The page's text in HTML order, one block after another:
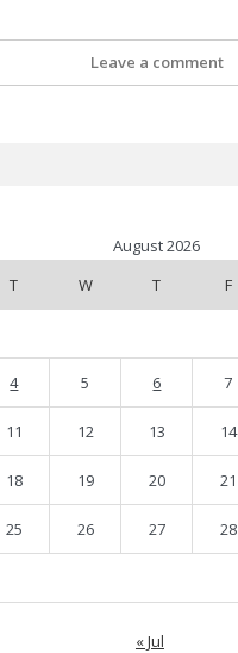
Leave a comment
August 2026
T W T F
4 5 6 7
11 12 13 14
18 19 20 21
25 26 27 28
« Jul